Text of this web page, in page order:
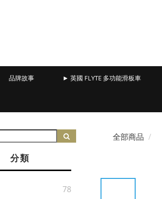
品牌故事 ► 英國 FLYTE 多功能滑板車
分類
78
全部商品